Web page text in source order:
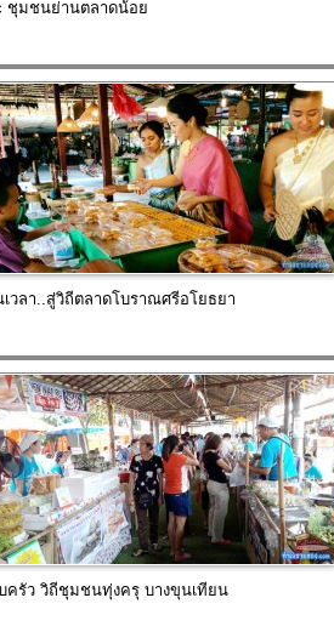
ชุมชนย่านตลาดน้อย
วลา..สู่วิถีตลาดโบราณศรีอโยธยา
ครัว วิถีชุมชนทุ่งครุ บางขุนเทียน